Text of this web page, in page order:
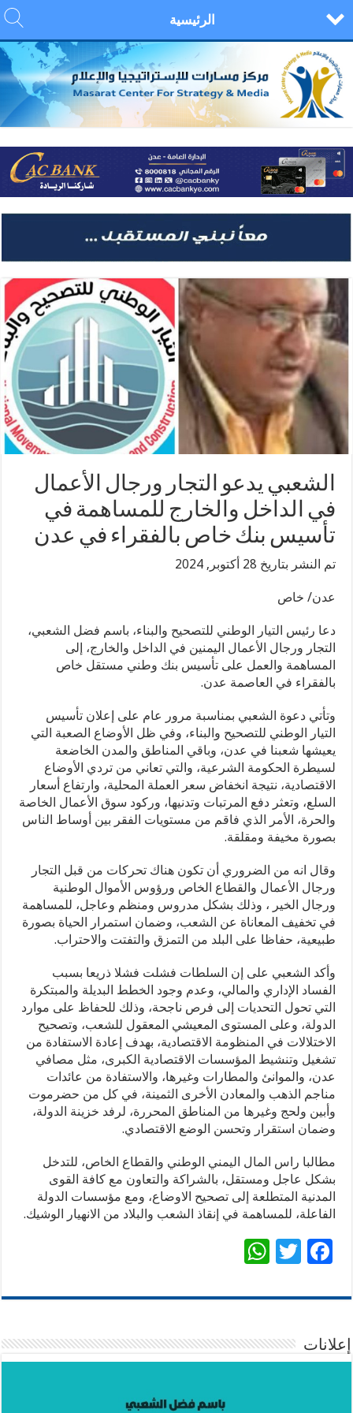
الشعبي يدعو التجار ورجال الأعمال
في الداخل والخارج للمساهمة في
تأسيس بنك خاص بالفقراء في عدن
تم النشر بتاريخ 28 أكتوبر, 2024
عدن/ خاص
دعا رئيس التيار الوطني للتصحيح والبناء، باسم فضل الشعبي،
التجار ورجال الأعمال اليمنين في الداخل والخارج، إلى
المساهمة والعمل على تأسيس بنك وطني مستقل خاص
بالفقراء في العاصمة عدن.
وتأتي دعوة الشعبي بمناسبة مرور عام على إعلان تأسيس
التيار الوطني للتصحيح والبناء، وفي ظل الأوضاع الصعبة التي
يعيشها شعبنا في عدن، وباقي المناطق والمدن الخاضعة
لسيطرة الحكومة الشرعية، والتي تعاني من تردي الأوضاع
الاقتصادية، نتيجة انخفاض سعر العملة المحلية، وارتفاع أسعار
السلع، وتعثر دفع المرتبات وتدنيها، وركود سوق الأعمال الخاصة
والحرة، الأمر الذي فاقم من مستويات الفقر بين أوساط الناس
بصورة مخيفة ومقلقة.
وقال انه من الضروري أن تكون هناك تحركات من قبل التجار
ورجال الأعمال والقطاع الخاص ورؤوس الأموال الوطنية
ورجال الخير ، وذلك بشكل مدروس ومنظم وعاجل، للمساهمة
في تخفيف المعاناة عن الشعب، وضمان استمرار الحياة بصورة
طبيعية، حفاظا على البلد من التمزق والتفتت والاحتراب.
وأكد الشعبي على إن السلطات فشلت فشلا ذريعا بسبب
الفساد الإداري والمالي، وعدم وجود الخطط البديلة والمبتكرة
التي تحول التحديات إلى فرص ناجحة، وذلك للحفاظ على موارد
الدولة، وعلى المستوى المعيشي المعقول للشعب، وتصحيح
الاختلالات في المنظومة الاقتصادية، بهدف إعادة الاستفادة من
تشغيل وتنشيط المؤسسات الاقتصادية الكبرى، مثل مصافي
عدن، والموانئ والمطارات وغيرها، والاستفادة من عائدات
مناجم الذهب والمعادن الأخرى الثمينة، في كل من حضرموت
وأبين ولحج وغيرها من المناطق المحررة، لرفد خزينة الدولة،
وضمان استقرار وتحسن الوضع الاقتصادي.
مطالبا راس المال اليمني الوطني والقطاع الخاص، للتدخل
بشكل عاجل ومستقل، بالشراكة والتعاون مع كافة القوى
المدنية المتطلعة إلى تصحيح الاوضاع، ومع مؤسسات الدولة
الفاعلة، للمساهمة في إنقاذ الشعب والبلاد من الانهيار الوشيك.
F
e
o
T
tt
at
p
إعلانات
الرئيسية